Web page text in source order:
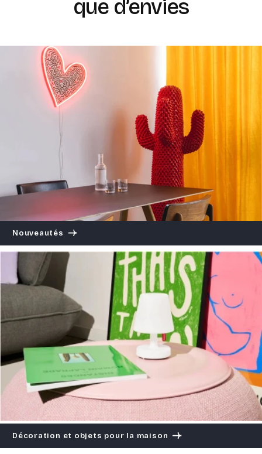
que d’envies
Nouveautés
Décoration et objets pour la maison